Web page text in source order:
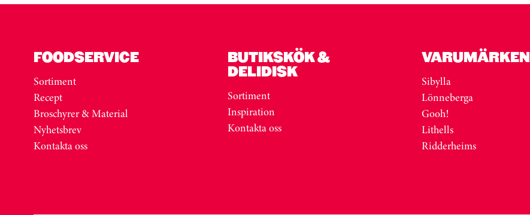
FOODSERVICE
Sortiment
Recept
Broschyrer & Material
Nyhetsbrev
Kontakta oss
BUTIKSKÖK &
DELIDISK
Sortiment
Inspiration
Kontakta oss
VARUMÄRKEN
Sibylla
Lönneberga
Gooh!
Lithells
Ridderheims